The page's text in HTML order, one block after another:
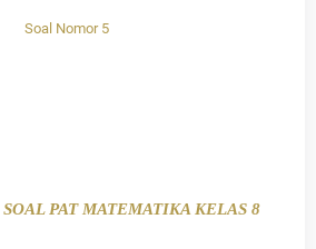
Soal Nomor 5
SOAL PAT MATEMATIKA KELAS 8